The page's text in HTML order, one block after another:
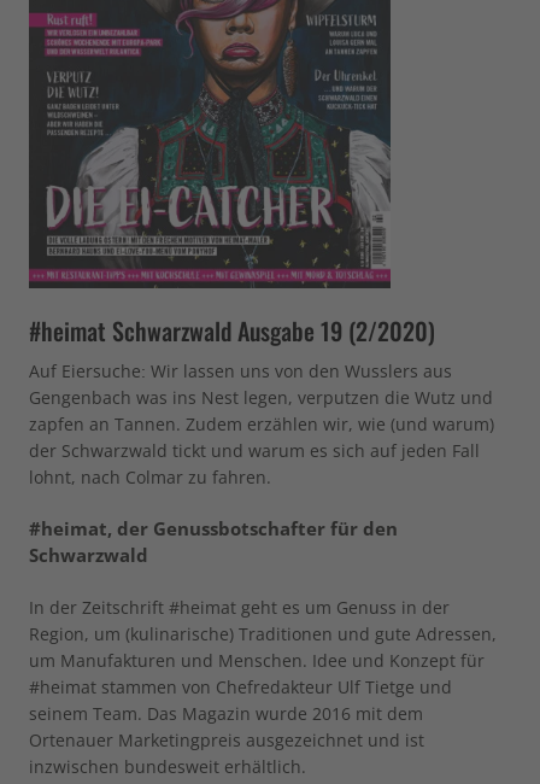
#heimat Schwarzwald Ausgabe 19 (2/2020)
Auf Eiersuche: Wir lassen uns von den Wusslers aus
Gengenbach was ins Nest legen, verputzen die Wutz und
zapfen an Tannen. Zudem erzählen wir, wie (und warum)
der Schwarzwald tickt und warum es sich auf jeden Fall
lohnt, nach Colmar zu fahren.
#heimat, der Genussbotschafter für den
Schwarzwald
In der Zeitschrift #heimat geht es um Genuss in der
Region, um (kulinarische) Traditionen und gute Adressen,
um Manufakturen und Menschen. Idee und Konzept für
#heimat stammen von Chefredakteur Ulf Tietge und
seinem Team. Das Magazin wurde 2016 mit dem
Ortenauer Marketingpreis ausgezeichnet und ist
inzwischen bundesweit erhältlich.